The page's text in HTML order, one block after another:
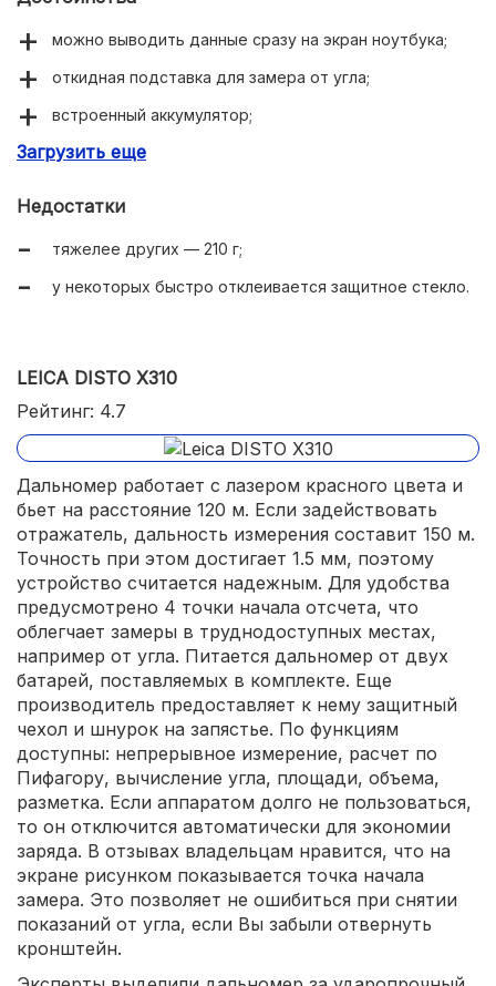
можно выводить данные сразу на экран ноутбука;
откидная подставка для замера от угла;
встроенный аккумулятор;
чехол на липучке в комплекте.
Загрузить еще
Недостатки
тяжелее других — 210 г;
у некоторых быстро отклеивается защитное стекло.
LEICA DISTO X310
Рейтинг: 4.7
Дальномер работает с лазером красного цвета и
бьет на расстояние 120 м. Если задействовать
отражатель, дальность измерения составит 150 м.
Точность при этом достигает 1.5 мм, поэтому
устройство считается надежным. Для удобства
предусмотрено 4 точки начала отсчета, что
облегчает замеры в труднодоступных местах,
например от угла. Питается дальномер от двух
батарей, поставляемых в комплекте. Еще
производитель предоставляет к нему защитный
чехол и шнурок на запястье. По функциям
доступны: непрерывное измерение, расчет по
Пифагору, вычисление угла, площади, объема,
разметка. Если аппаратом долго не пользоваться,
то он отключится автоматически для экономии
заряда. В отзывах владельцам нравится, что на
экране рисунком показывается точка начала
замера. Это позволяет не ошибиться при снятии
показаний от угла, если Вы забыли отвернуть
кронштейн.